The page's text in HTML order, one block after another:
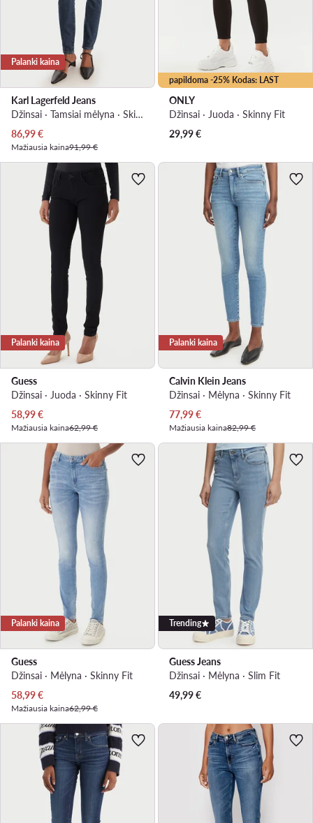
Palanki kaina
Karl Lagerfeld Jeans
Džinsai · Tamsiai mėlyna · Skinny Fit
Dabartinė kaina
86,99€
Mažiausia kaina91,99 €
papildoma -25% Kodas: LAST
ONLY
Džinsai · Juoda · Skinny Fit
29,99€
Palanki kaina
Guess
Džinsai · Juoda · Skinny Fit
Dabartinė kaina
58,99€
Mažiausia kaina62,99 €
Palanki kaina
Calvin Klein Jeans
Džinsai · Mėlyna · Skinny Fit
Dabartinė kaina
77,99€
Mažiausia kaina82,99 €
Palanki kaina
Guess
Džinsai · Mėlyna · Skinny Fit
Dabartinė kaina
58,99€
Mažiausia kaina62,99 €
Trending
Guess Jeans
Džinsai · Mėlyna · Slim Fit
49,99€